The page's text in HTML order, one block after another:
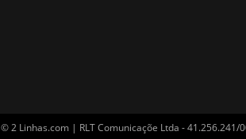
© 2 Linhas.com | RLT Comunicaçõe Ltda - 41.256.241/